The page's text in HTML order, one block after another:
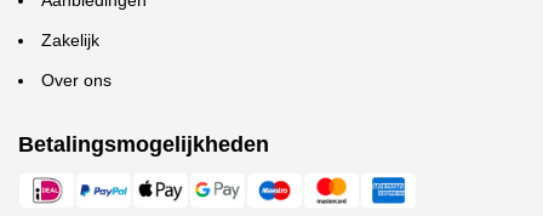
Zakelijk
Over ons
Betalingsmogelijkheden